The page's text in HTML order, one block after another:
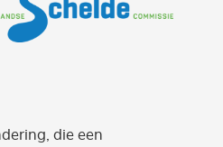
die een